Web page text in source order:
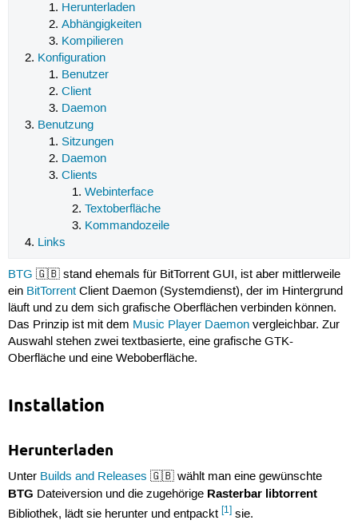
Herunterladen
Abhängigkeiten
Kompilieren
Konfiguration
Benutzer
Client
Daemon
Benutzung
Sitzungen
Daemon
Clients
Webinterface
Textoberfläche
Kommandozeile
Links
BTG 🇬🇧 stand ehemals für BitTorrent GUI, ist aber mittlerweile
ein BitTorrentClient Daemon (Systemdienst), der im Hintergrund
läuft und zu dem sich grafische Oberflächen verbinden können.
Das Prinzip ist mit dem Music Player Daemonvergleichbar. Zur
Auswahl stehen zwei textbasierte, eine grafische GTK-
Oberfläche und eine Weboberfläche.
Installation
Herunterladen
Unter Builds and Releases 🇬🇧 wählt man eine gewünschte
BTG Dateiversion und die zugehörige Rasterbar libtorrent
Bibliothek, lädt sie herunter und entpackt [1]sie.